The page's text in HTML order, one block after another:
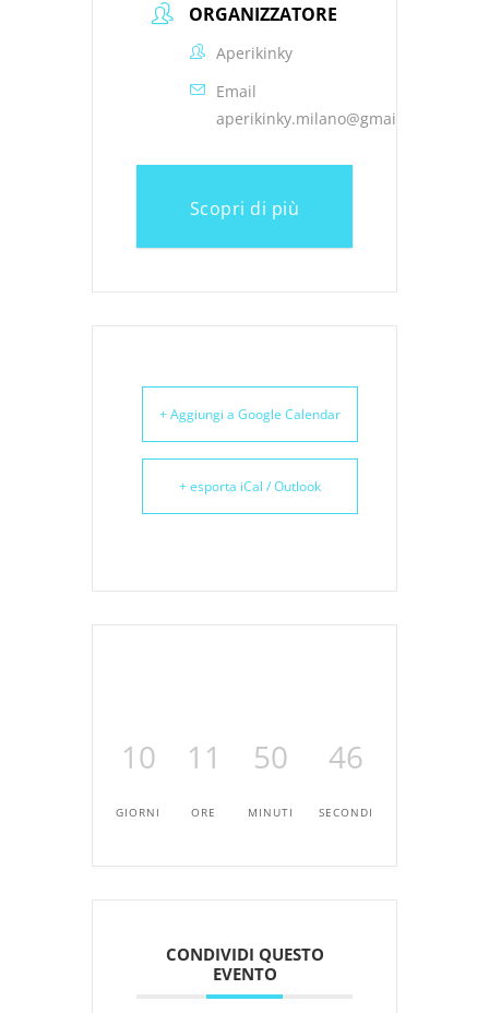
ORGANIZZATORE
Aperikinky
Email
aperikinky.milano@gmail.com
Scopri di più
+ Aggiungi a Google Calendar
+ esporta iCal / Outlook
10
GIORNI
11
ORE
50
MINUTI
46
SECONDI
CONDIVIDI QUESTO
EVENTO